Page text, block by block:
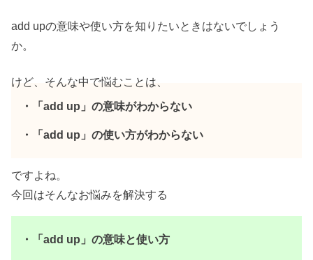
add upの意味や使い方を知りたいときはないでしょう
か。
けど、そんな中で悩むことは、
・「add up」の意味がわからない
・「add up」の使い方がわからない
ですよね。
今回はそんなお悩みを解決する
・「add up」の意味と使い方